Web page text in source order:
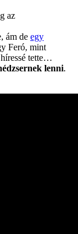
az
ám de egy
Feró, mint
híressé tette…
lenni.